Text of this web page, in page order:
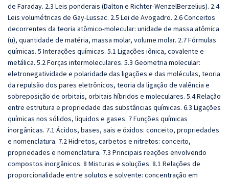
de Faraday. 2.3 Leis ponderais (Dalton e Richter-WenzelBerzelius). 2.4
Leis volumétricas de Gay-Lussac. 2.5 Lei de Avogadro. 2.6 Conceitos
decorrentes da teoria atômico-molecular: unidade de massa atômica
(u), quantidade de matéria, massa molar, volume molar. 2.7 Fórmulas
químicas. 5 Interações químicas. 5.1 Ligações iônica, covalente e
metálica. 5.2 Forças intermoleculares. 5.3 Geometria molecular:
eletronegatividade e polaridade das ligações e das moléculas, teoria
da repulsão dos pares eletrônicos, teoria da ligação de valência e
sobreposição de orbitais, orbitais híbridos e moleculares. 5.4 Relação
entre estrutura e propriedade das substâncias químicas. 6.3 Ligações
químicas nos sólidos, líquidos e gases. 7 Funções químicas
inorgânicas. 7.1 Ácidos, bases, sais e óxidos: conceito, propriedades
e nomenclatura. 7.2 Hidretos, carbetos e nitretos: conceito,
propriedades e nomenclatura. 7.3 Principais reações envolvendo
compostos inorgânicos. 8 Misturas e soluções. 8.1 Relações de
proporcionalidade entre solutos e solvente: concentração em